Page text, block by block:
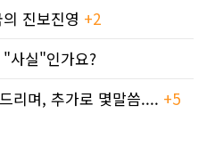
진보진영 +2
사실"인가요?
리며, 추가로 몇말씀.... +5